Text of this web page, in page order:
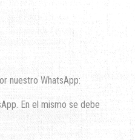
nuestro WhatsApp:
En el mismo se debe